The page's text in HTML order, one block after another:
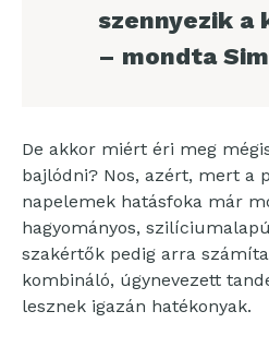
szennyezik a
– mondta
De akkor miért éri meg
bajlódni? Nos, azért, mert a
napelemek hatásfoka már
hagyományos,
szakértők pedig arra
kombináló, úgynevezett
lesznek igazán hatékonyak.